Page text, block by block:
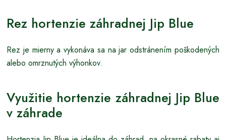
Rez hortenzie záhradnej Jip Blue
Rez je mierny a vykonáva sa na jar odstránením poškodených
alebo omrznutých výhonkov.
Využitie hortenzie záhradnej Jip Blue
v záhrade